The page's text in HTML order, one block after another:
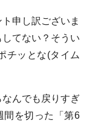
申し訳ございま
てない？そうい
チッとな(タイム
んでも戻りすぎ
間を切った「第6